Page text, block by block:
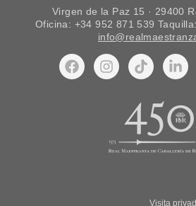
Virgen de la Paz 15 · 29400
Oficina: +34 952 871 539
Visita